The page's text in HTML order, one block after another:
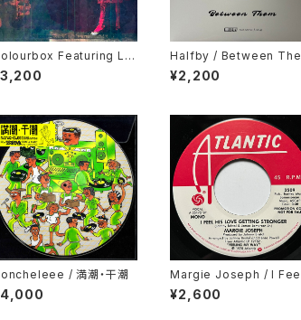
Featuring Lor
Grahame / Baby I Lov
So
Halfby / Between
¥2,200
/ 満潮・干潮
Margie Joseph / I
His Love Getting
er
¥2,600